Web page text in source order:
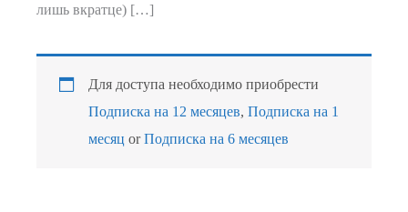
лишь вкратце) […]
Для доступа необходимо приобрести
Подписка на 12 месяцев,Подписка на 1
месяц orПодписка на 6 месяцев